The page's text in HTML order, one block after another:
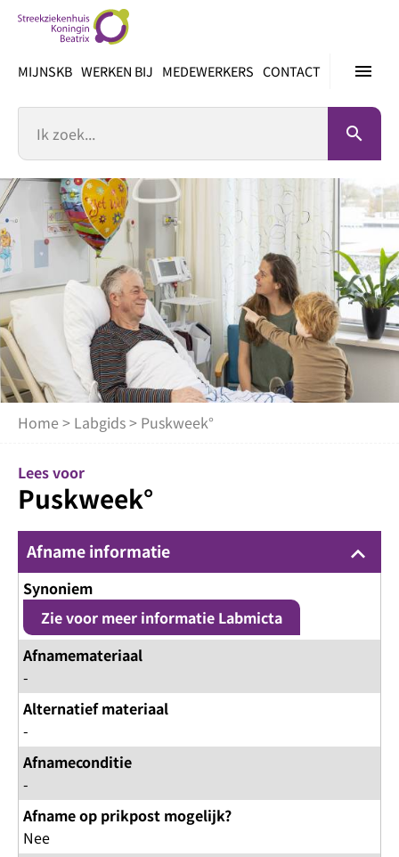
inhoud
menu
MIJNSKB WERKEN BIJ MEDEWERKERS CONTACT
search
Home > Labgids> Puskweek°
Lees voor
Puskweek°
Afname informatie keyboard_arrow_up
Synoniem
Zie voor meer informatie Labmicta
Afnamemateriaal
-
Alternatief materiaal
-
Afnameconditie
-
Afname op prikpost mogelijk?
Nee